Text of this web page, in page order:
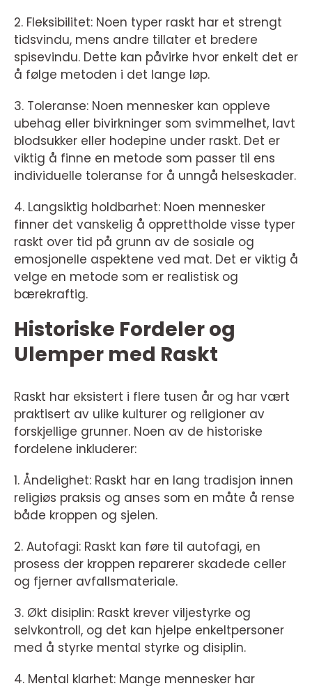
2. Fleksibilitet: Noen typer raskt har et strengt
tidsvindu, mens andre tillater et bredere
spisevindu. Dette kan påvirke hvor enkelt det er
å følge metoden i det lange løp.
3. Toleranse: Noen mennesker kan oppleve
ubehag eller bivirkninger som svimmelhet, lavt
blodsukker eller hodepine under raskt. Det er
viktig å finne en metode som passer til ens
individuelle toleranse for å unngå helseskader.
4. Langsiktig holdbarhet: Noen mennesker
finner det vanskelig å opprettholde visse typer
raskt over tid på grunn av de sosiale og
emosjonelle aspektene ved mat. Det er viktig å
velge en metode som er realistisk og
bærekraftig.
Historiske Fordeler og
Ulemper med Raskt
Raskt har eksistert i flere tusen år og har vært
praktisert av ulike kulturer og religioner av
forskjellige grunner. Noen av de historiske
fordelene inkluderer:
1. Åndelighet: Raskt har en lang tradisjon innen
religiøs praksis og anses som en måte å rense
både kroppen og sjelen.
2. Autofagi: Raskt kan føre til autofagi, en
prosess der kroppen reparerer skadede celler
og fjerner avfallsmateriale.
3. Økt disiplin: Raskt krever viljestyrke og
selvkontroll, og det kan hjelpe enkeltpersoner
med å styrke mental styrke og disiplin.
4. Mental klarhet: Mange mennesker har